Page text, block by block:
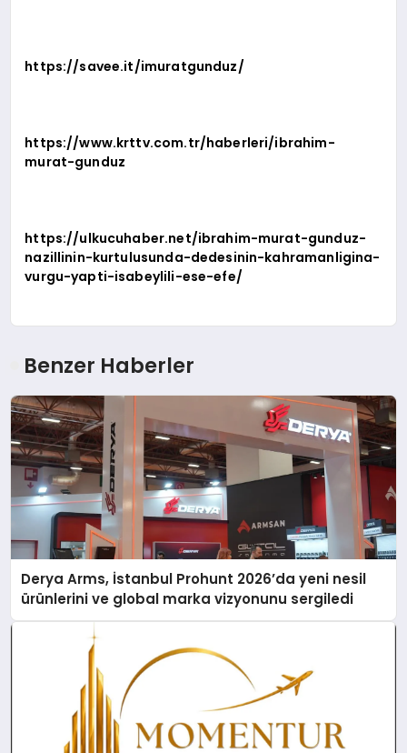
https://savee.it/imuratgunduz/
https://www.krttv.com.tr/haberleri/ibrahim-
murat-gunduz
https://ulkucuhaber.net/ibrahim-murat-gunduz-
nazillinin-kurtulusunda-dedesinin-kahramanligina-
vurgu-yapti-isabeylili-ese-efe/
Benzer Haberler
Derya Arms, İstanbul Prohunt 2026’da yeni nesil
ürünlerini ve global marka vizyonunu sergiledi